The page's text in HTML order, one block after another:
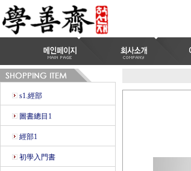
s1.經部
圖書總目1
經部1
初學入門書